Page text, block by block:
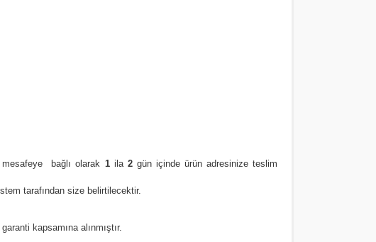
mesafeye bağlı olarak 1ila 2gün içinde ürün adresinize teslim
tarafından size belirtilecektir.
kapsamına alınmıştır.